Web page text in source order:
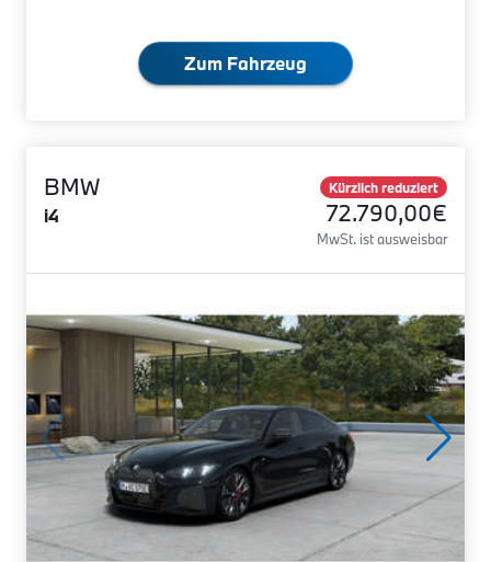
Zum Fahrzeug
BMW
i4
Kürzlich reduziert
72.790,00€
MwSt. ist ausweisbar